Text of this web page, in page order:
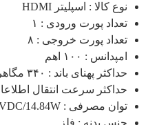
نوع کالا : اسپلیتر HDMI
تعداد پورت ورودی : ۱
تعداد پورت خروجی : ۸
امپدانس : ۱۰۰ اهم
حداکثر پهنای باند : ۳۴۰ مگاهرتز
حداکثر سرعت انتقال اطلاعات : ۱۰.۲ گیگابیت بر
توان مصرفی : 5VDC/14.84W